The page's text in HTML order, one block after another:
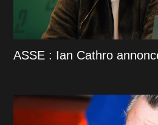
ASSE : Ian Cathro